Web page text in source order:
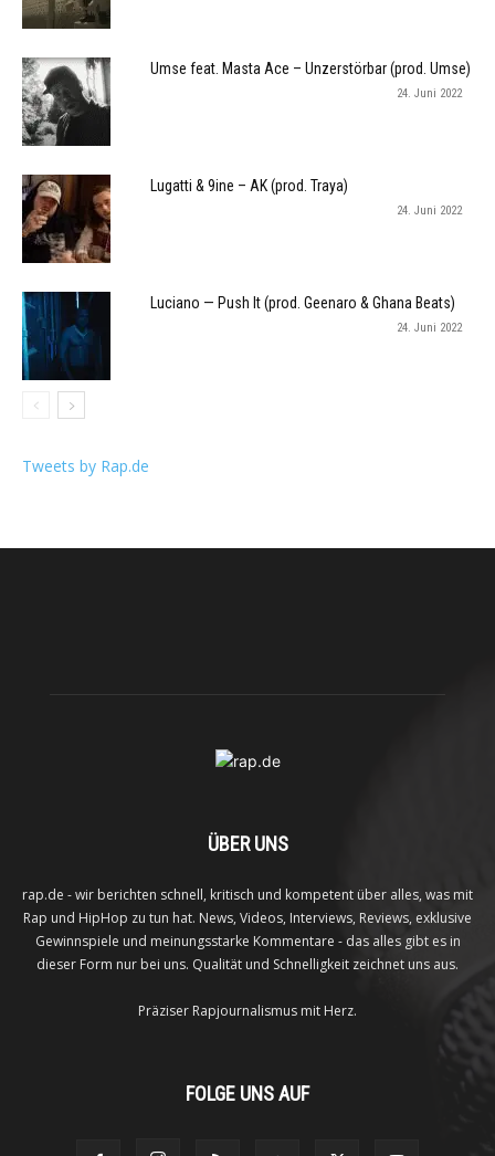
Umse feat. Masta Ace – Unzerstörbar (prod. Umse)
24. Juni 2022
Lugatti & 9ine – AK (prod. Traya)
24. Juni 2022
Luciano — Push It (prod. Geenaro & Ghana Beats)
24. Juni 2022
Tweets by Rap.de
ÜBER UNS
rap.de - wir berichten schnell, kritisch und kompetent über alles, was mit
Rap und HipHop zu tun hat. News, Videos, Interviews, Reviews, exklusive
Gewinnspiele und meinungsstarke Kommentare - das alles gibt es in
dieser Form nur bei uns. Qualität und Schnelligkeit zeichnet uns aus.
Präziser Rapjournalismus mit Herz.
FOLGE UNS AUF